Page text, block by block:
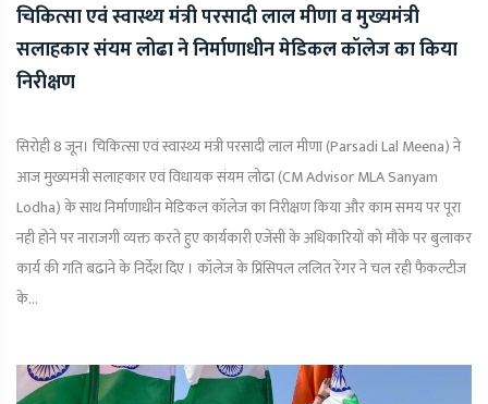
चिकित्सा एवं स्वास्थ्य मंत्री परसादी लाल मीणा व मुख्यमंत्री
सलाहकार संयम लोढा ने निर्माणाधीन मेडिकल कॉलेज का किया
निरीक्षण
सिरोही 8 जून। चिकित्सा एवं स्वास्थ्य मंत्री परसादी लाल मीणा (Parsadi Lal Meena) ने
आज मुख्यमंत्री सलाहकार एवं विधायक संयम लोढा (CM Advisor MLA Sanyam
Lodha) के साथ निर्माणाधीन मेडिकल कॉलेज का निरीक्षण किया और काम समय पर पूरा
नही होने पर नाराजगी व्यक्त करते हुए कार्यकारी एजेंसी के अधिकारियों को मौके पर बुलाकर
कार्य की गति बढाने के निर्देश दिए । कॉलेज के प्रिंसिपल ललित रेंगर ने चल रही फैकल्टीज
के...